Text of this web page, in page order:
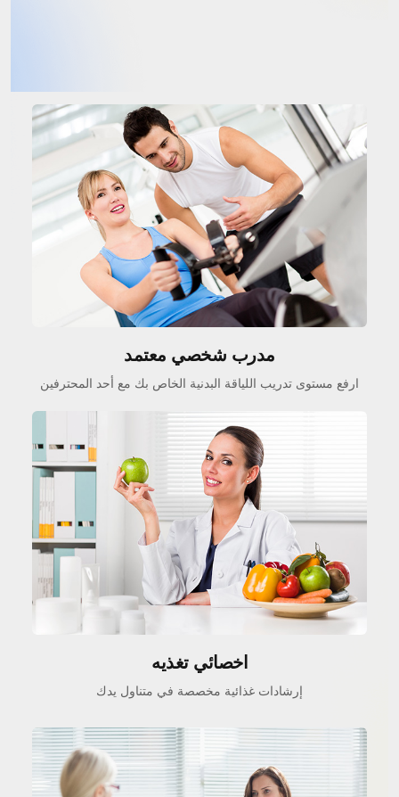
مدرب شخصي معتمد
ارفع مستوى تدريب اللياقة البدنية الخاص بك مع أحد المحترفين
اخصائي تغذيه
إرشادات غذائية مخصصة في متناول يدك